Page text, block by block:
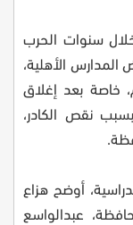
سنوات الحرب
الأهلية،
خاصة بعد إغلاق
نقص الكادر،
أوضح هزاع
عبدالواسع